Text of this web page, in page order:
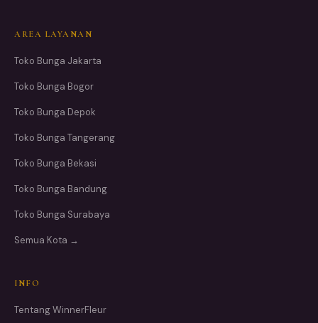
AREA LAYANAN
Toko Bunga Jakarta
Toko Bunga Bogor
Toko Bunga Depok
Toko Bunga Tangerang
Toko Bunga Bekasi
Toko Bunga Bandung
Toko Bunga Surabaya
Semua Kota →
INFO
Tentang WinnerFleur